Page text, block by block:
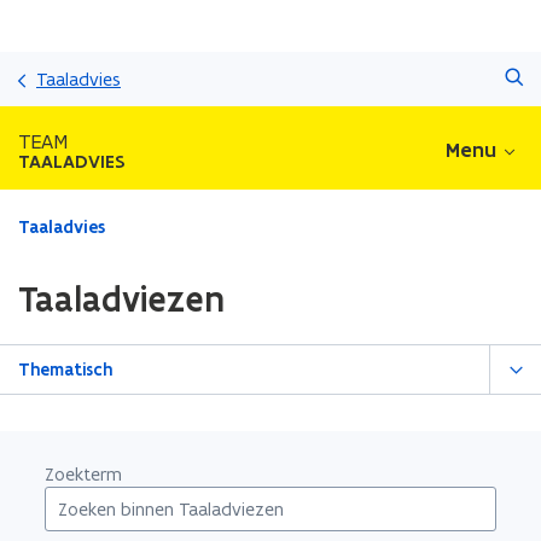
Taaladvies
TEAM
TAALADVIES Menu
Gedaan
zich
op:
Taaladviezen
Taaladvies
Taaladviezen
Thematisch
Zoekterm